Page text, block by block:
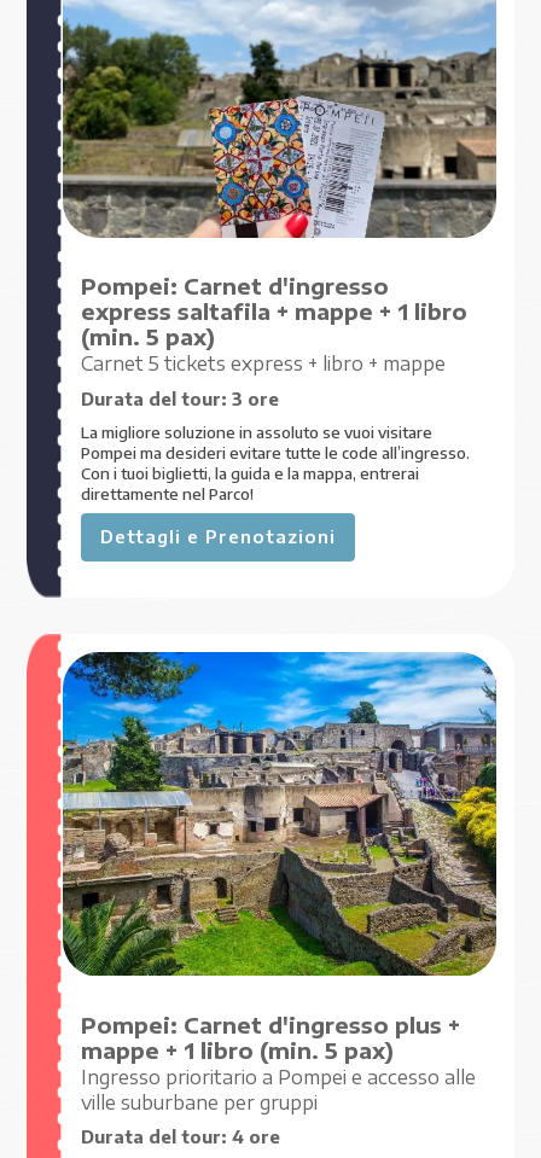
A PARTIRE DA
Pompei: Carnet d'ingresso
express saltafila + mappe + 1 libro
(min. 5 pax)
Carnet 5 tickets express + libro + mappe
Durata del tour:3 ore
La migliore soluzione in assoluto se vuoi visitare
Pompei ma desideri evitare tutte le code all’ingresso.
Con i tuoi biglietti, la guida e la mappa, entrerai
direttamente nel Parco!
Dettagli e Prenotazioni
€ 130,00
A PARTIRE DA
Pompei: Carnet d'ingresso plus +
mappe + 1 libro (min. 5 pax)
Ingresso prioritario a Pompei e accesso alle
ville suburbane per gruppi
Durata del tour:4 ore